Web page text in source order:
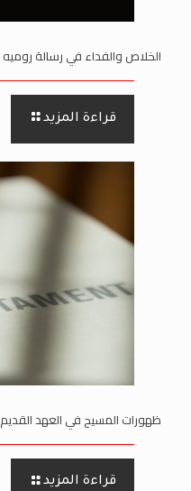
الخلاص والفداء في رسالة روميه
قراءة المزيد
ظهورات المسيح في العهد القديم
قراءة المزيد